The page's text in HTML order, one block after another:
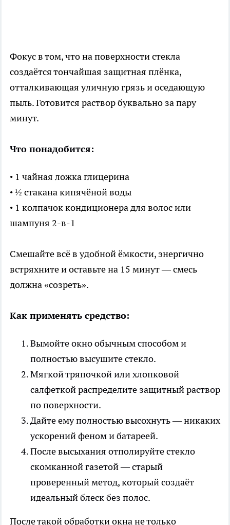
Фокус в том, что на поверхности стекла
создаётся тончайшая защитная плёнка,
отталкивающая уличную грязь и оседающую
пыль. Готовится раствор буквально за пару
минут.
Что понадобится:
• 1 чайная ложка глицерина
• ½ стакана кипячёной воды
• 1 колпачок кондиционера для волос или
шампуня 2-в-1
Смешайте всё в удобной ёмкости, энергично
встряхните и оставьте на 15 минут — смесь
должна «созреть».
Как применять средство:
Вымойте окно обычным способом и
полностью высушите стекло.
Мягкой тряпочкой или хлопковой
салфеткой распределите защитный раствор
по поверхности.
Дайте ему полностью высохнуть — никаких
ускорений феном и батареей.
После высыхания отполируйте стекло
скомканной газетой — старый
проверенный метод, который создаёт
идеальный блеск без полос.
После такой обработки окна не только